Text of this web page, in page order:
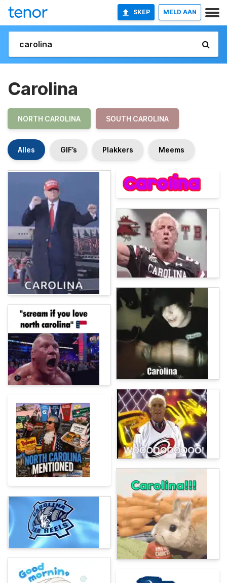
SKEP MELD AAN
Carolina
NORTH CAROLINA SOUTH CAROLINA
Alles GIF’s Plakkers Meems